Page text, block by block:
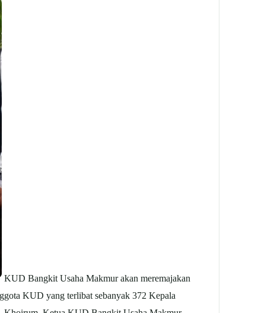
KUD Bangkit Usaha Makmur akan meremajakan
KUD yang terlibat sebanyak 372 Kepala